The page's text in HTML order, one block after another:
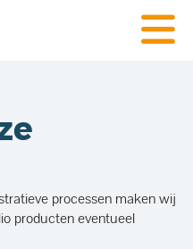
processen maken wij
producten eventueel